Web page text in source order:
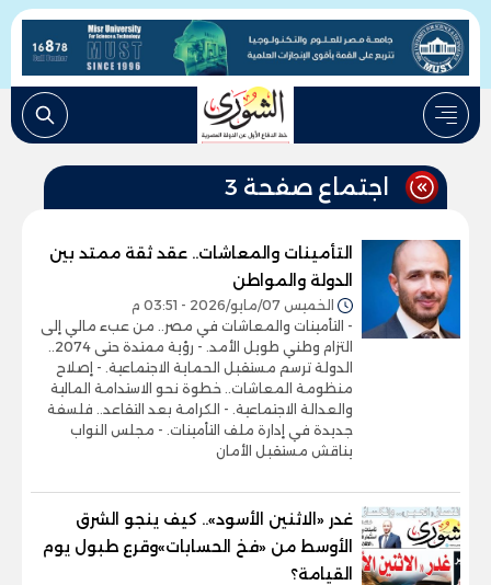
اجتماع صفحة 3
التأمينات والمعاشات.. عقد ثقة ممتد بين
الدولة والمواطن
الخميس 07/مايو/2026 - 03:51 م
- التأمينات والمعاشات في مصر.. من عبء مالي إلى
الدولة ترسم مستقبل الحماية الاجتماعية. - إصلاح
منظومة المعاشات.. خطوة نحو الاستدامة المالية
والعدالة الاجتماعية. - الكرامة بعد التقاعد.. فلسفة
جديدة في إدارة ملف التأمينات. - مجلس النواب
يناقش مستقبل الأمان
غدر «الاثنين الأسود».. كيف ينجو الشرق
الأوسط من «فخ الحسابات»وقرع طبول يوم
القيامة؟